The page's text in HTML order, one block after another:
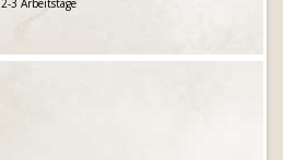
2-3 Arbeitstage